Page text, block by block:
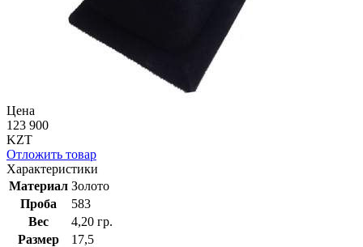
Цена
123 900
KZT
Отложить товар
Характеристики
Материал Золото
Проба
583
Вес
4,20 гр.
Размер
17,5